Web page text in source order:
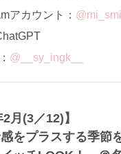
アカウント：
@__sy_ingk__
月(3／12)】
をプラスする季節